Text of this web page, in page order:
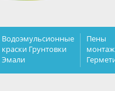
Водоэмульсионные
краски Грунтовки
Эмали
Пены